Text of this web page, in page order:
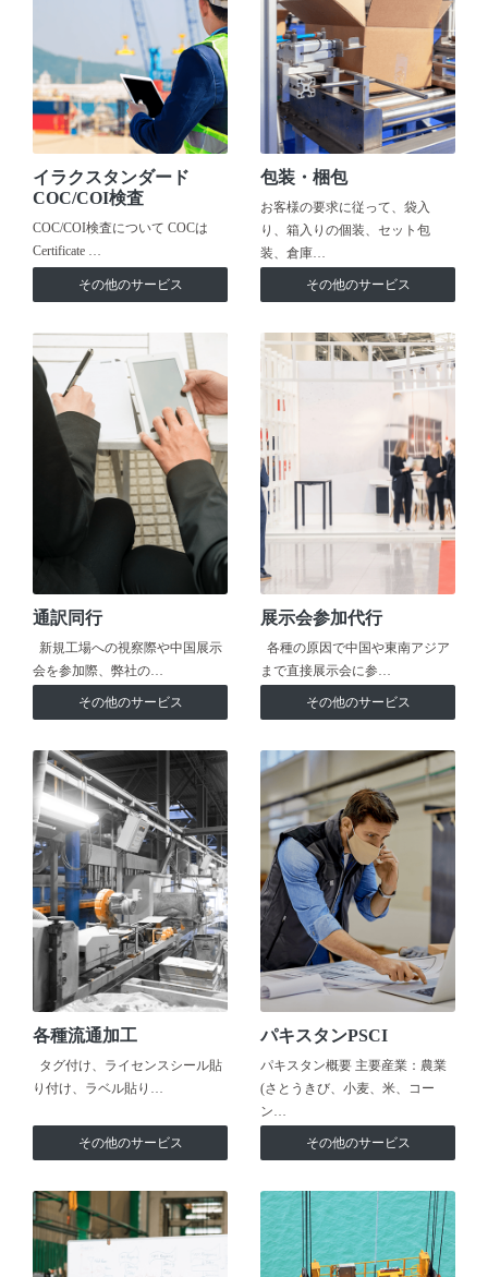
イラクスタンダード
COC/COI検査
COC/COI検査について COCは
Certificate …
その他のサービス
包装・梱包
お客様の要求に従って、袋入
り、箱入りの個装、セット包
装、倉庫…
その他のサービス
通訳同行
新規工場への視察際や中国展示
会を参加際、弊社の…
その他のサービス
展示会参加代行
各種の原因で中国や東南アジア
まで直接展示会に参…
その他のサービス
各種流通加工
タグ付け、ライセンスシール貼
り付け、ラベル貼り…
その他のサービス
パキスタンPSCI
パキスタン概要 主要産業：農業
(さとうきび、小麦、米、コー
ン…
その他のサービス